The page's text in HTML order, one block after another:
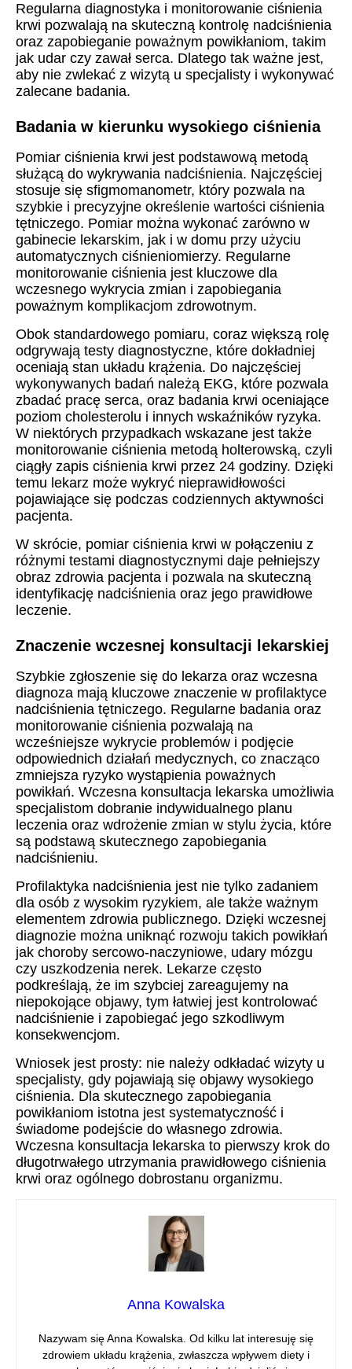
Regularna diagnostyka i monitorowanie ciśnienia
krwi pozwalają na skuteczną kontrolę nadciśnienia
oraz zapobieganie poważnym powikłaniom, takim
jak udar czy zawał serca. Dlatego tak ważne jest,
aby nie zwlekać z wizytą u specjalisty i wykonywać
zalecane badania.
Badania w kierunku wysokiego ciśnienia
Pomiar ciśnienia krwi jest podstawową metodą
służącą do wykrywania nadciśnienia. Najczęściej
stosuje się sfigmomanometr, który pozwala na
szybkie i precyzyjne określenie wartości ciśnienia
tętniczego. Pomiar można wykonać zarówno w
gabinecie lekarskim, jak i w domu przy użyciu
automatycznych ciśnieniomierzy. Regularne
monitorowanie ciśnienia jest kluczowe dla
wczesnego wykrycia zmian i zapobiegania
poważnym komplikacjom zdrowotnym.
Obok standardowego pomiaru, coraz większą rolę
odgrywają testy diagnostyczne, które dokładniej
oceniają stan układu krążenia. Do najczęściej
wykonywanych badań należą EKG, które pozwala
zbadać pracę serca, oraz badania krwi oceniające
poziom cholesterolu i innych wskaźników ryzyka.
W niektórych przypadkach wskazane jest także
monitorowanie ciśnienia metodą holterowską, czyli
ciągły zapis ciśnienia krwi przez 24 godziny. Dzięki
temu lekarz może wykryć nieprawidłowości
pojawiające się podczas codziennych aktywności
pacjenta.
W skrócie, pomiar ciśnienia krwi w połączeniu z
różnymi testami diagnostycznymi daje pełniejszy
obraz zdrowia pacjenta i pozwala na skuteczną
identyfikację nadciśnienia oraz jego prawidłowe
leczenie.
Znaczenie wczesnej konsultacji lekarskiej
Szybkie zgłoszenie się do lekarza oraz wczesna
diagnoza mają kluczowe znaczenie w profilaktyce
nadciśnienia tętniczego. Regularne badania oraz
monitorowanie ciśnienia pozwalają na
wcześniejsze wykrycie problemów i podjęcie
odpowiednich działań medycznych, co znacząco
zmniejsza ryzyko wystąpienia poważnych
powikłań. Wczesna konsultacja lekarska umożliwia
specjalistom dobranie indywidualnego planu
leczenia oraz wdrożenie zmian w stylu życia, które
są podstawą skutecznego zapobiegania
nadciśnieniu.
Profilaktyka nadciśnienia jest nie tylko zadaniem
dla osób z wysokim ryzykiem, ale także ważnym
elementem zdrowia publicznego. Dzięki wczesnej
diagnozie można uniknąć rozwoju takich powikłań
jak choroby sercowo-naczyniowe, udary mózgu
czy uszkodzenia nerek. Lekarze często
podkreślają, że im szybciej zareagujemy na
niepokojące objawy, tym łatwiej jest kontrolować
nadciśnienie i zapobiegać jego szkodliwym
konsekwencjom.
Wniosek jest prosty: nie należy odkładać wizyty u
specjalisty, gdy pojawiają się objawy wysokiego
ciśnienia. Dla skutecznego zapobiegania
powikłaniom istotna jest systematyczność i
świadome podejście do własnego zdrowia.
Wczesna konsultacja lekarska to pierwszy krok do
długotrwałego utrzymania prawidłowego ciśnienia
krwi oraz ogólnego dobrostanu organizmu.
Anna Kowalska
Nazywam się Anna Kowalska. Od kilku lat interesuję się
zdrowiem układu krążenia, zwłaszcza wpływem diety i